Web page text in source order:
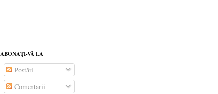
ABONAŢI-VĂ LA
Postări
Comentarii